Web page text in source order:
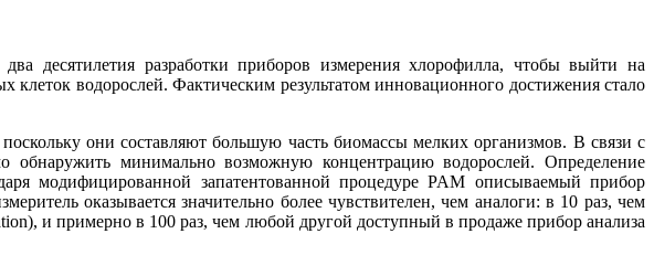
десятилетия разработки приборов измерения хлорофилла, чтобы выйти на
водорослей. Фактическим результатом инновационного достижения стало
они составляют большую часть биомассы мелких организмов. В связи с
обнаружить минимально возможную концентрацию водорослей. Определение
модифицированной запатентованной процедуре PAM описываемый прибор
оказывается значительно более чувствителен, чем аналоги: в 10 раз, чем
и примерно в 100 раз, чем любой другой доступный в продаже прибор анализа